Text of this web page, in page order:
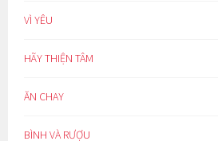
VÌ YÊU
HÃY THIỆN TÂM
ĂN CHAY
BÌNH VÀ RƯỢU